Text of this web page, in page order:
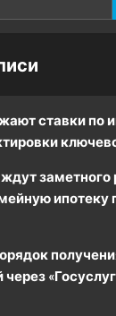
ставки по
заметного
ипотеку